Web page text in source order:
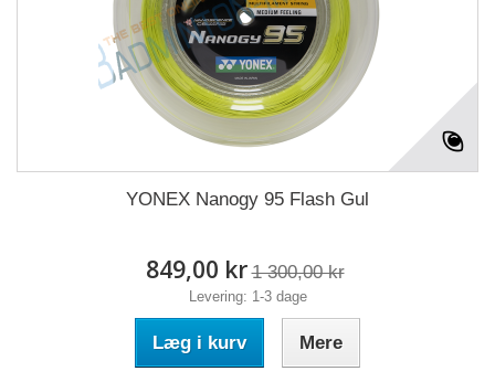
YONEX Nanogy 95 Flash Gul
849,00 kr 1 300,00 kr
Levering: 1-3 dage
Læg i kurv Mere